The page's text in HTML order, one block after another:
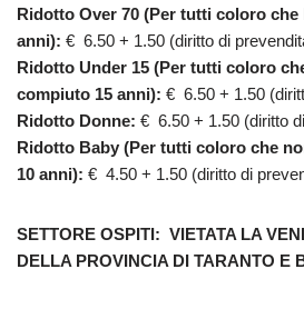
Ridotto Over 70 (Per tutti coloro
anni): € 6.50 + 1.50 (diritto di
Ridotto Under 15 (Per tutti coloro
compiuto 15 anni): € 6.50 + 1.50
Ridotto Donne: € 6.50 + 1.50 (diritto
Ridotto Baby (Per tutti coloro che
10 anni): € 4.50 + 1.50 (diritto di
SETTORE OSPITI: VIETATA LA
DELLA PROVINCIA DI TARANTO E